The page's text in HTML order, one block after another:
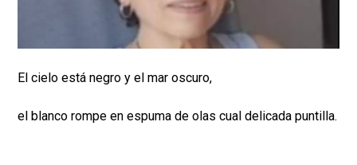
El cielo está negro y el mar oscuro,
el blanco rompe en espuma de olas cual delicada puntilla.